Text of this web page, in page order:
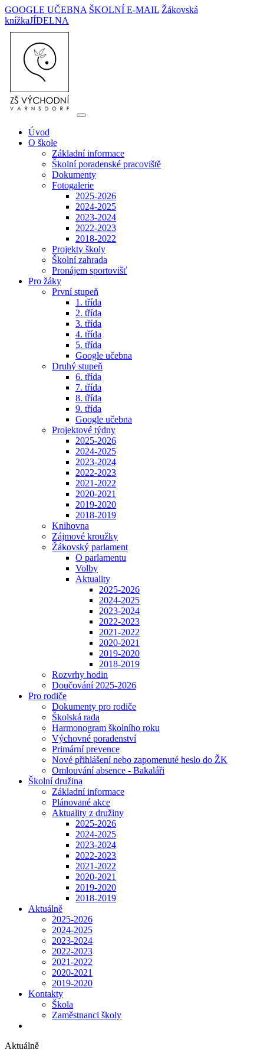
GOOGLE UČEBNA ŠKOLNÍ E-MAIL Žákovská
knížkaJÍDELNA
Úvod
O škole
Základní informace
Školní poradenské pracoviště
Dokumenty
Fotogalerie
2025-2026
2024-2025
2023-2024
2022-2023
2018-2022
Projekty školy
Školní zahrada
Pronájem sportovišť
Pro žáky
První stupeň
1. třída
2. třída
3. třída
4. třída
5. třída
Google učebna
Druhý stupeň
6. třída
7. třída
8. třída
9. třída
Google učebna
Projektové týdny
2025-2026
2024-2025
2023-2024
2022-2023
2021-2022
2020-2021
2019-2020
2018-2019
Knihovna
Zájmové kroužky
Žákovský parlament
O parlamentu
Volby
Aktuality
2025-2026
2024-2025
2023-2024
2022-2023
2021-2022
2020-2021
2019-2020
2018-2019
Rozvrhy hodin
Doučování 2025-2026
Pro rodiče
Dokumenty pro rodiče
Školská rada
Harmonogram školního roku
Výchovné poradenství
Primární prevence
Nové přihlášení nebo zapomenuté heslo do ŽK
Omlouvání absence - Bakaláři
Školní družina
Základní informace
Plánované akce
Aktuality z družiny
2025-2026
2024-2025
2023-2024
2022-2023
2021-2022
2020-2021
2019-2020
2018-2019
Aktuálně
2025-2026
2024-2025
2023-2024
2022-2023
2021-2022
2020-2021
2019-2020
Kontakty
Škola
Zaměstnanci školy
Aktuálně